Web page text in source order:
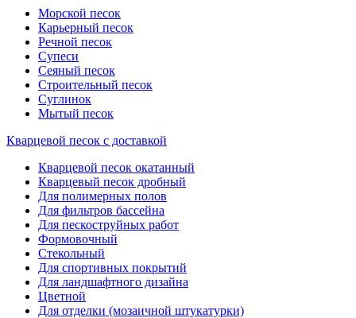
Морской песок
Карьерный песок
Речной песок
Супеси
Сеяный песок
Строительный песок
Суглинок
Мытый песок
Кварцевой песок с доставкой
Кварцевой песок окатанный
Кварцевый песок дробный
Для полимерных полов
Для фильтров бассейна
Для пескоструйных работ
Формовочный
Стекольный
Для спортивных покрытий
Для ландшафтного дизайна
Цветной
Для отделки (мозаичной штукатурки)